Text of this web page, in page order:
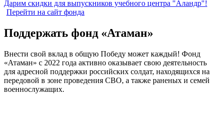
Дарим скидки для выпускников учебного центра "Аландр"!
Перейти на сайт фонда
Поддержать фонд «Атаман»
Внести свой вклад в общую Победу может каждый! Фонд
«Атаман» с 2022 года активно оказывает свою деятельность
для адресной поддержки российских солдат, находящихся на
передовой в зоне проведения СВО, а также раненых и семей
военнослужащих.